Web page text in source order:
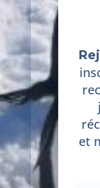
et